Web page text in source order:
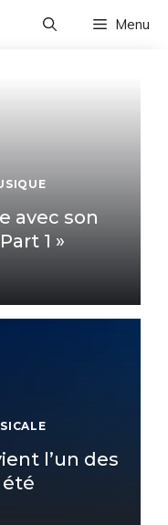
Menu
avec son
1 »
l’un des